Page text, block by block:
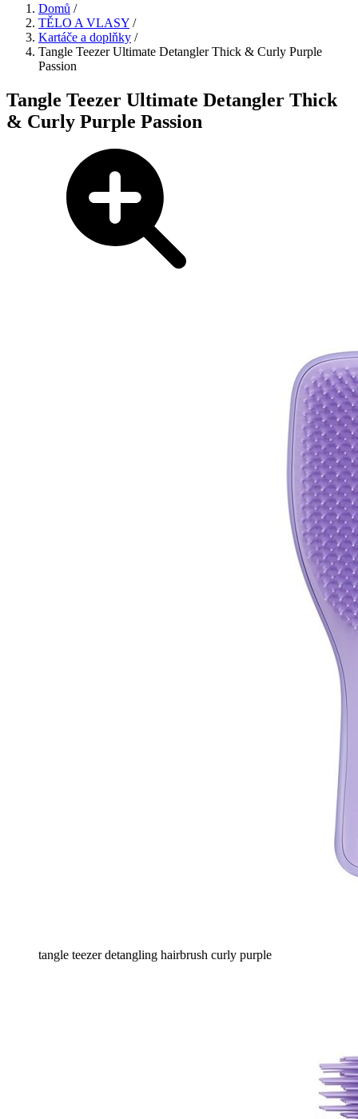
Domů /
TĚLO A VLASY /
Kartáče a doplňky /
Tangle Teezer Ultimate Detangler Thick & Curly Purple
Passion
Tangle Teezer Ultimate Detangler Thick
& Curly Purple Passion
tangle teezer detangling hairbrush curly purple